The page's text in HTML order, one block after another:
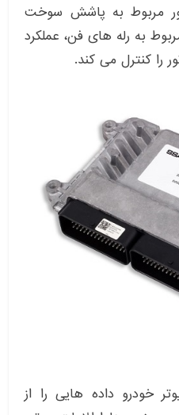
مربوط به پاشش سوخت
به رله های فن، عملکرد
را کنترل می کند.
خودرو داده هایی را از